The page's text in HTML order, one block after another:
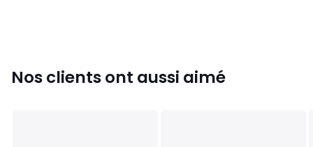
En savoir plus sur nos emballages
Nos clients ont aussi aimé